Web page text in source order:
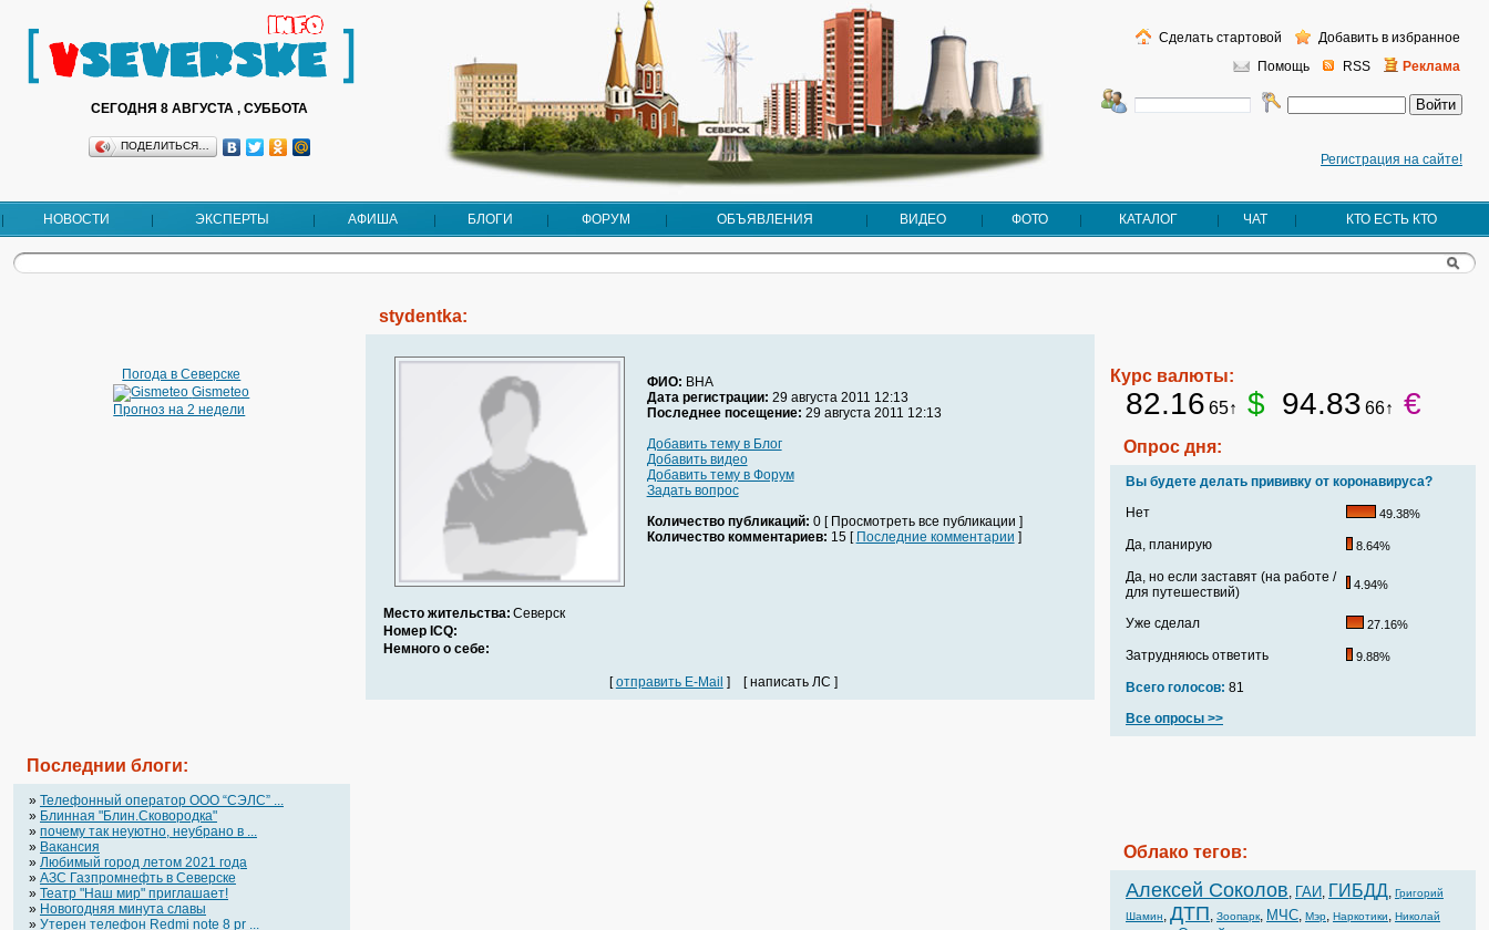
СЕГОДНЯ 8 АВГУСТА , СУББОТА
ПОДЕЛИТЬСЯ…
Регистрация на сайте!
Помощь RSS Реклама
Сделать стартовой Добавить в избранное
НОВОСТИ ЭКСПЕРТЫ АФИША БЛОГИ ФОРУМ ОБЪЯВЛЕНИЯ ВИДЕО ФОТО КАТАЛОГ ЧАТ КТО ЕСТЬ КТО
Погода в Северске
Gismeteo
Прогноз на 2 недели
Последнии блоги:
» Телефонный оператор OOO “СЭЛС” ...
» Блинная "Блин.Сковородка"
» почему так неуютно, неубрано в ...
» Вакансия
» Любимый город летом 2021 года
» АЗС Газпромнефть в Северске
» Театр "Наш мир" приглашает!
» Новогодняя минута славы
» Утерен телефон Redmi note 8 pr ...
stydentka:
ФИО: ВНА
Дата регистрации: 29 августа 2011 12:13
Последнее посещение: 29 августа 2011 12:13
Добавить тему в Блог
Добавить видео
Добавить тему в Форум
Задать вопрос
Количество публикаций: 0 [ Просмотреть все публикации ]
Количество комментариев: 15 [ Последние комментарии ]
Место жительства: Северск
Номер ICQ:
Немного о себе:
[отправить E-Mail ] [ написать ЛС ]
Курс валюты:
82.16 65↑ $ 94.83 66↑ €
Опрос дня:
Вы будете делать прививку от коронавируса?
Нет
49.38%
Да, планирую 8.64%
Да, но если заставят (на работе /
для путешествий)
4.94%
Уже сделал 27.16%
Затрудняюсь ответить 9.88%
Всего голосов: 81
Все опросы >>
Облако тегов:
Алексей Соколов, ГАИ, ГИБДД, Григорий
Шамин, ДТП, Зоопарк, МЧС, Мэр, Наркотики, Николай